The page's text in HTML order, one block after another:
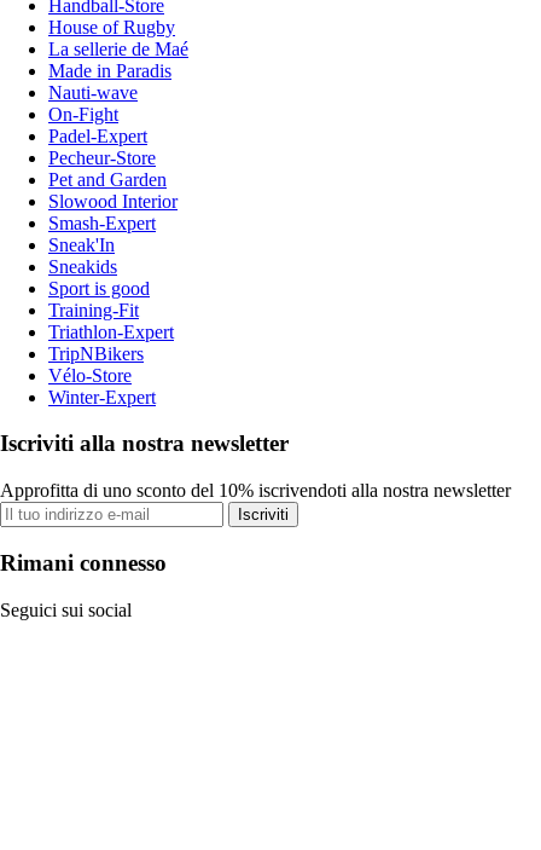
Handball-Store
House of Rugby
La sellerie de Maé
Made in Paradis
Nauti-wave
On-Fight
Padel-Expert
Pecheur-Store
Pet and Garden
Slowood Interior
Smash-Expert
Sneak'In
Sneakids
Sport is good
Training-Fit
Triathlon-Expert
TripNBikers
Vélo-Store
Winter-Expert
Iscriviti alla nostra newsletter
Approfitta di uno sconto del 10% iscrivendoti alla nostra newsletter
Iscriviti
Rimani connesso
Seguici sui social